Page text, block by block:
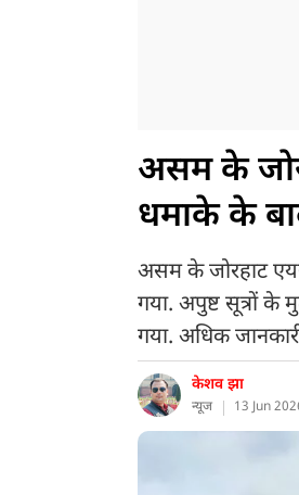
असम के
धमाके के
असम के जोरहाट
गया. अपुष्ट सूत्रों के
गया. अधिक
केशव झा
न्यूज 13 Jun